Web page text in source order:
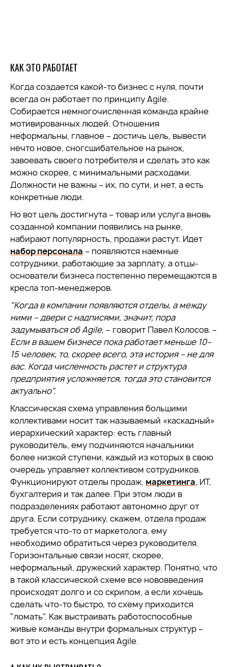
КАК ЭТО РАБОТАЕТ
Когда создается какой-то бизнес с нуля, почти
всегда он работает по принципу Agile.
Собирается немногочисленная команда крайне
мотивированных людей. Отношения
неформальны, главное – достичь цель, вывести
нечто новое, сногсшибательное на рынок,
завоевать своего потребителя и сделать это как
можно скорее, с минимальными расходами.
Должности не важны – их, по сути, и нет, а есть
конкретные люди.
Но вот цель достигнута – товар или услуга вновь
созданной компании появились на рынке,
набирают популярность, продажи растут. Идет
набор персонала – появляются наемные
сотрудники, работающие за зарплату, а отцы-
основатели бизнеса постепенно перемещаются в
кресла топ-менеджеров.
"Когда в компании появляются отделы, а между
ними – двери с надписями, значит, пора
задумываться об Agile, – говорит Павел Колосов. –
Если в вашем бизнесе пока работает меньше 10–
15 человек, то, скорее всего, эта история – не для
вас. Когда численность растет и структура
предприятия усложняется, тогда это становится
актуально".
Классическая схема управления большими
коллективами носит так называемый «каскадный»
иерархический характер: есть главный
руководитель, ему подчиняются начальники
более низкой ступени, каждый из которых в свою
очередь управляет коллективом сотрудников.
Функционируют отделы продаж, маркетинга, ИТ,
бухгалтерия и так далее. При этом люди в
подразделениях работают автономно друг от
друга. Если сотруднику, скажем, отдела продаж
требуется что-то от маркетолога, ему
необходимо обратиться через руководителя.
Горизонтальные связи носят, скорее,
неформальный, дружеский характер. Понятно, что
в такой классической схеме все нововведения
происходят долго и со скрипом, а если хочешь
сделать что-то быстро, то схему приходится
"ломать". Как выстраивать работоспособные
живые команды внутри формальных структур –
вот это и есть концепция Agile.